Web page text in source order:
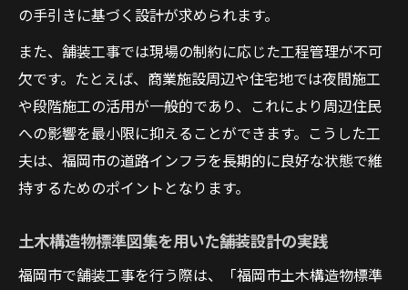
の手引きに基づく設計が求められます。
また、舗装工事では現場の制約に応じた工程管理が不可
欠です。たとえば、商業施設周辺や住宅地では夜間施工
や段階施工の活用が一般的であり、これにより周辺住民
への影響を最小限に抑えることができます。こうした工
夫は、福岡市の道路インフラを長期的に良好な状態で維
持するためのポイントとなります。
土木構造物標準図集を用いた舗装設計の実践
福岡市で舗装工事を行う際は、「福岡市土木構造物標準